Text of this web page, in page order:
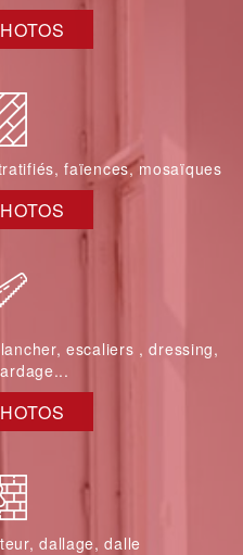
faïences, mosaïques
escaliers , dressing,
dallage, dalle